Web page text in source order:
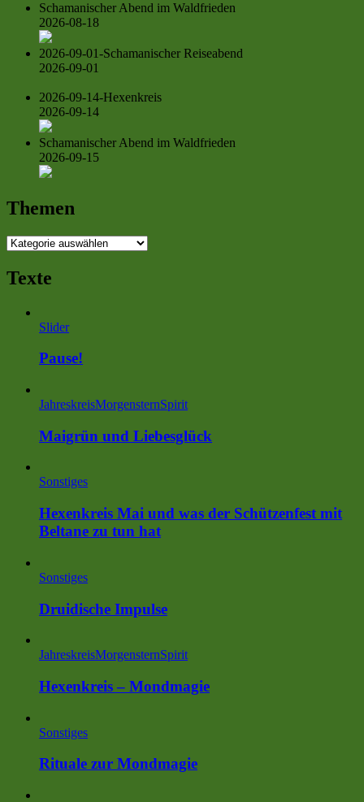
Schamanischer Abend im Waldfrieden
2026-08-18
2026-09-01-Schamanischer Reiseabend
2026-09-01
2026-09-14-Hexenkreis
2026-09-14
Schamanischer Abend im Waldfrieden
2026-09-15
Themen
Themen
Texte
Slider
Pause!
JahreskreisMorgensternSpirit
Maigrün und Liebesglück
Sonstiges
Hexenkreis Mai und was der Schützenfest mit
Beltane zu tun hat
Sonstiges
Druidische Impulse
JahreskreisMorgensternSpirit
Hexenkreis – Mondmagie
Sonstiges
Rituale zur Mondmagie